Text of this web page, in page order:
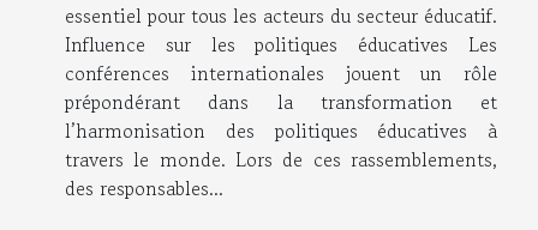
essentiel pour tous les acteurs du secteur éducatif.
Influence sur les politiques éducatives Les
conférences internationales jouent un rôle
prépondérant dans la transformation et
l’harmonisation des politiques éducatives à
travers le monde. Lors de ces rassemblements,
des responsables...